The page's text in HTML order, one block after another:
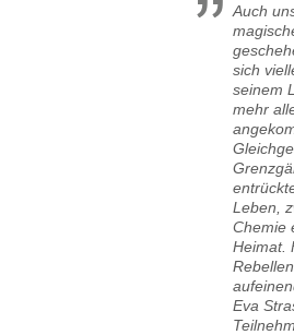
Auch
sich
seinem
mehr
Leben,
Chemie
Heimat.
Eva